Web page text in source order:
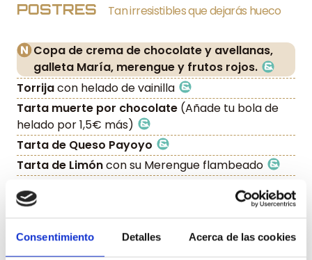
Consentimiento Detalles Acerca de las cookies
POSTRES Tan irresistibles que dejarás hueco
Copa de crema de chocolate y avellanas,
galleta María, merengue y frutos rojos.
Torrijacon helado de vainilla
Tarta muerte por chocolate (Añade tu bola de
helado por 1,5€ más)
Tarta de Queso Payoyo
Tarta de Limóncon su Merengue flambeado
Madagascar, Queso Mascarpone, Dulce de Leche y
Limón
Disfruta nuestroEspresso Martini